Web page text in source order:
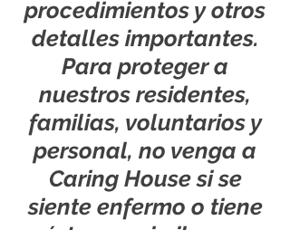
procedimientos y otros
detalles importantes.
Para proteger a
nuestros residentes,
familias, voluntarios y
personal, no venga a
Caring House si se
siente enfermo o tiene